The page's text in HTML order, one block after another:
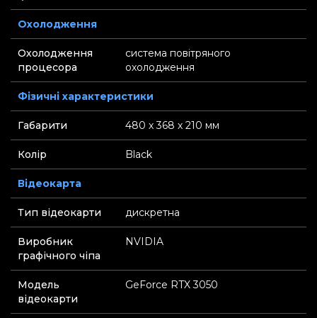
Охолодження
Охолодження
процесора
система повітряного
охолодження
Фізичні характеристики
Габарити 480 х 368 х 210 мм
Колір Black
Відеокарта
Тип відеокарти дискретна
Виробник
графічного чіпа
NVIDIA
Модель
відеокарти
GeForce RTX 3050